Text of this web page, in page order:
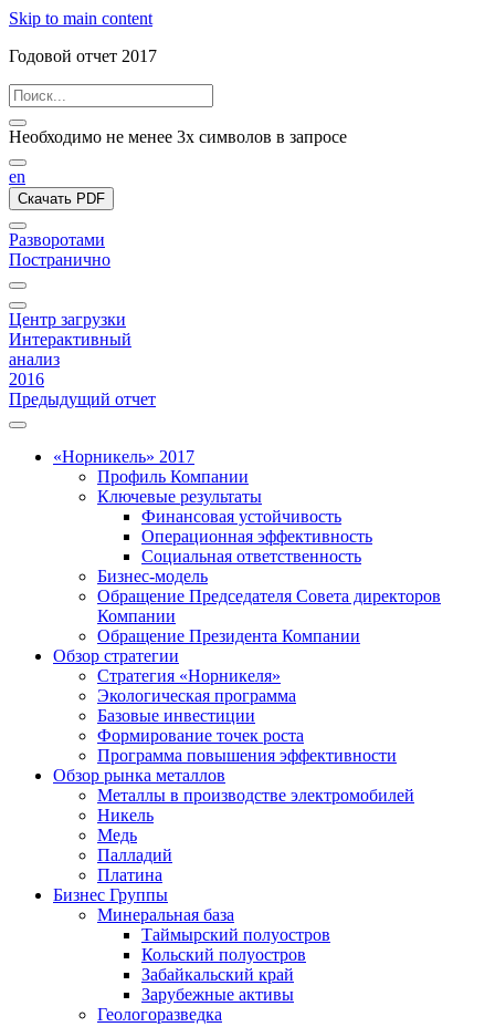
Skip to main content
Годовой отчет 2017
Необходимо не менее 3х символов в запросе
en
Скачать PDF
Разворотами
Постранично
Центр загрузки
Интерактивный
анализ
2016
Предыдущий отчет
«Норникель» 2017
Профиль Компании
Ключевые результаты
Финансовая устойчивость
Операционная эффективность
Социальная ответственность
Бизнес-модель
Обращение Председателя Совета директоров
Компании
Обращение Президента Компании
Обзор стратегии
Стратегия «Норникеля»
Экологическая программа
Базовые инвестиции
Формирование точек роста
Программа повышения эффективности
Обзор рынка металлов
Металлы в производстве электромобилей
Никель
Медь
Палладий
Платина
Бизнес Группы
Минеральная база
Таймырский полуостров
Кольский полуостров
Забайкальский край
Зарубежные активы
Геологоразведка